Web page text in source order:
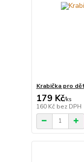
Krabička pro
179 Kč/ks
160 Kč bez DPH